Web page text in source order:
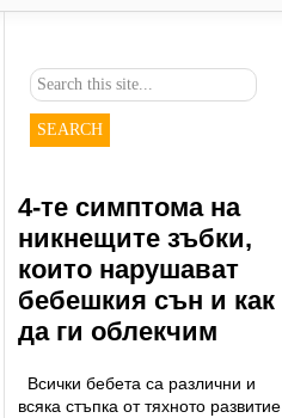
4-те симптома на
никнещите зъбки,
които нарушават
бебешкия сън и как
да ги облекчим
Всички бебета са различни и
всяка стъпка от тяхното развитие